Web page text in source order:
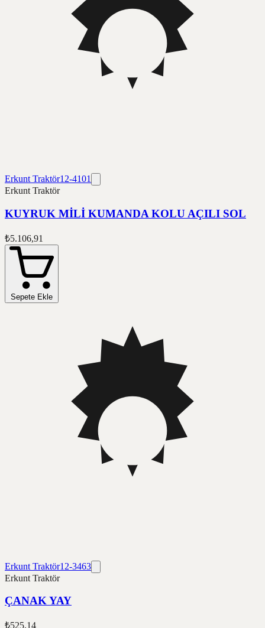
Erkunt Traktör12-4101
Erkunt Traktör
KUYRUK MİLİ KUMANDA KOLU AÇILI SOL
₺5.106,91
Sepete Ekle
Erkunt Traktör12-3463
Erkunt Traktör
ÇANAK YAY
₺525,14